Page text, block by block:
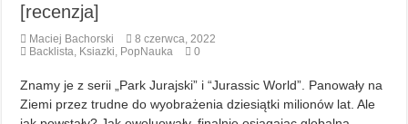
[recenzja]
Maciej Bachorski
8 czerwca, 2022
Backlista, Ksiazki, PopNauka 0
Znamy je z serii „Park Jurajski” i “Jurassic World”. Panowały na
Ziemi przez trudne do wyobrażenia dziesiątki milionów lat. Ale